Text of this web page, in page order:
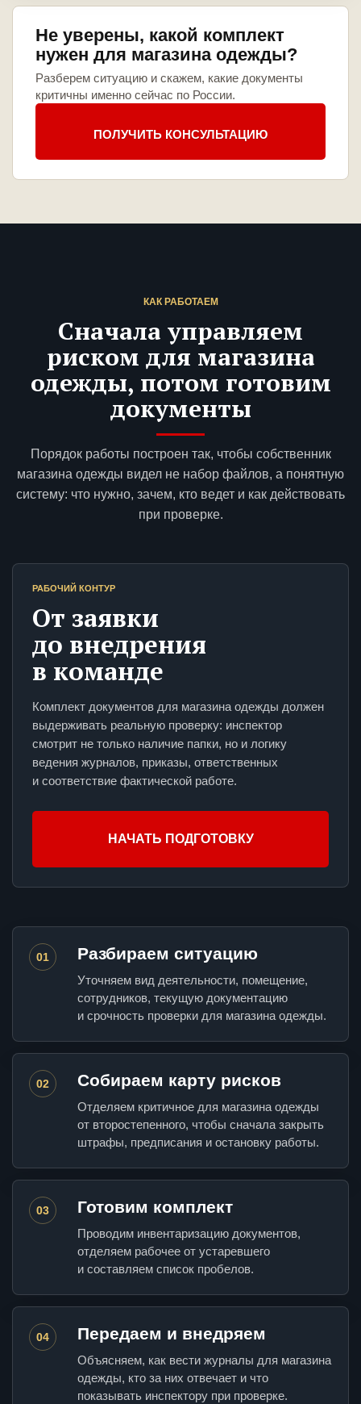
Не уверены, какой комплект
нужен для магазина одежды?
Разберем ситуацию и скажем, какие документы
критичны именно сейчас по России.
ПОЛУЧИТЬ КОНСУЛЬТАЦИЮ
КАК РАБОТАЕМ
Сначала управляем
риском для магазина
одежды, потом готовим
документы
Порядок работы построен так, чтобы собственник
магазина одежды видел не набор файлов, а понятную
систему: что нужно, зачем, кто ведет и как действовать
при проверке.
РАБОЧИЙ КОНТУР
От заявки
до внедрения
в команде
Комплект документов для магазина одежды должен
выдерживать реальную проверку: инспектор
смотрит не только наличие папки, но и логику
ведения журналов, приказы, ответственных
и соответствие фактической работе.
НАЧАТЬ ПОДГОТОВКУ
01 Разбираем ситуацию
Уточняем вид деятельности, помещение,
сотрудников, текущую документацию
и срочность проверки для магазина одежды.
02 Собираем карту рисков
Отделяем критичное для магазина одежды
от второстепенного, чтобы сначала закрыть
штрафы, предписания и остановку работы.
03 Готовим комплект
Проводим инвентаризацию документов,
отделяем рабочее от устаревшего
и составляем список пробелов.
04 Передаем и внедряем
Объясняем, как вести журналы для магазина
одежды, кто за них отвечает и что
показывать инспектору при проверке.